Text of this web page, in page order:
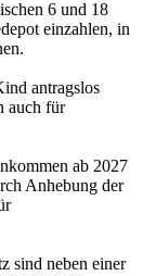
6 und 18
einzahlen, in
antragslos
auch für
ab 2027
Anhebung der
sind neben einer